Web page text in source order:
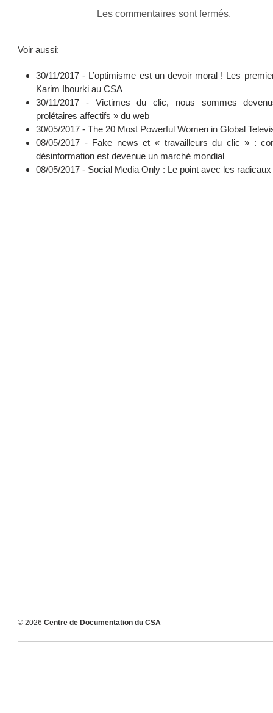
Les commentaires sont fermés.
Voir aussi:
30/11/2017 - L’optimisme est un devoir moral ! Les
Karim Ibourki au CSA
30/11/2017 - Victimes du clic, nous sommes
prolétaires affectifs » du web
30/05/2017 - The 20 Most Powerful Women in Global
08/05/2017 - Fake news et « travailleurs du clic » :
désinformation est devenue un marché mondial
08/05/2017 - Social Media Only : Le point avec les radicaux
© 2026 Centre de Documentation du CSA